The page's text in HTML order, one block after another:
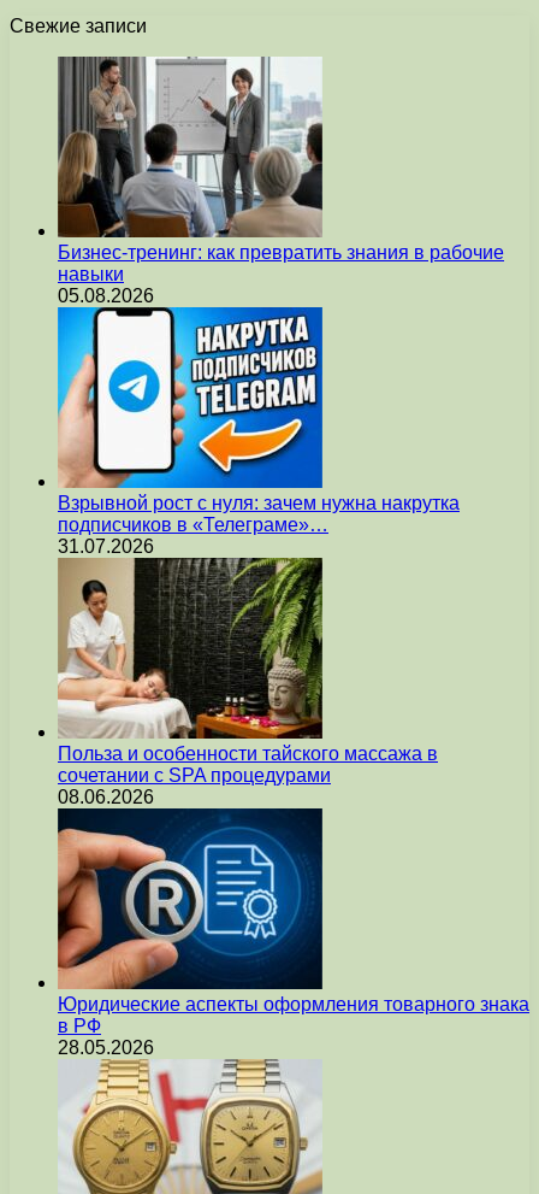
Свежие записи
Бизнес-тренинг: как превратить знания в рабочие
навыки
05.08.2026
Взрывной рост с нуля: зачем нужна накрутка
подписчиков в «Телеграме»…
31.07.2026
Польза и особенности тайского массажа в
сочетании с SPA процедурами
08.06.2026
Юридические аспекты оформления товарного знака
в РФ
28.05.2026